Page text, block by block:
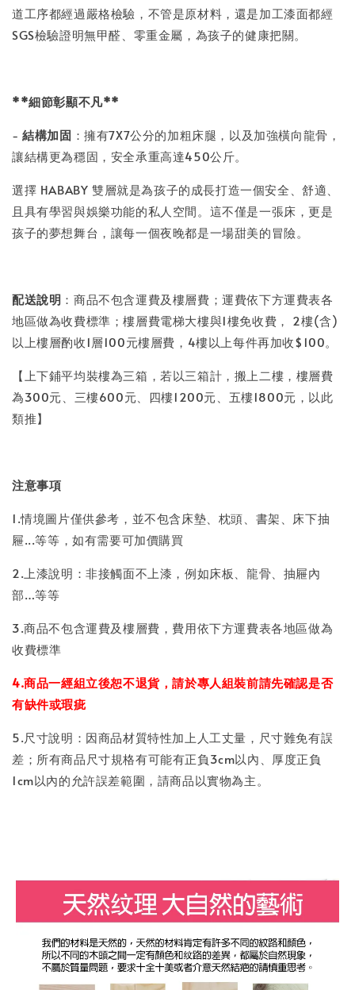
道工序都經過嚴格檢驗，不管是原材料，還是加工漆面都經
SGS檢驗證明無甲醛、零重金屬，為孩子的健康把關。
**細節彰顯不凡**
-結構加固 ：擁有7X7公分的加粗床腿，以及加強橫向龍骨，
讓結構更為穩固，安全承重高達450公斤。
選擇 HABABY 雙層就是為孩子的成長打造一個安全、舒適、
且具有學習與娛樂功能的私人空間。這不僅是一張床，更是
孩子的夢想舞台，讓每一個夜晚都是一場甜美的冒險。
配送說明 ：商品不包含運費及樓層費；運費依下方運費表各
地區做為收費標準；樓層費電梯大樓與1樓免收費， 2樓(含)
以上樓層酌收1層100元樓層費，4樓以上每件再加收$100。
【上下鋪平均裝樓為三箱，若以三箱計，搬上二樓，樓層費
為300元、三樓600元、四樓1200元、五樓1800元，以此
類推】
注意事項
1.情境圖片僅供參考，並不包含床墊、枕頭、書架、床下抽
屜...等等，如有需要可加價購買
2.上漆說明：非接觸面不上漆，例如床板、龍骨、抽屜內
部…等等
3.商品不包含運費及樓層費，費用依下方運費表各地區做為
收費標準
4.商品一經組立後恕不退貨，請於專人組裝前請先確認是否
有缺件或瑕疵
5.尺寸說明：因商品材質特性加上人工丈量，尺寸難免有誤
差；所有商品尺寸規格有可能有正負3cm以內、厚度正負
1cm以內的允許誤差範圍，請商品以實物為主。